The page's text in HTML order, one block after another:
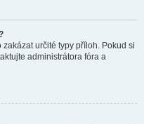
určité typy příloh. Pokud si
administrátora fóra a